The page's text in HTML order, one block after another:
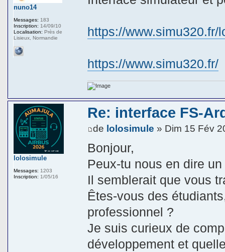
https://www.simu320.fr/
https://www.simu320.fr/
nuno14
Messages: 183
Inscription: 14/09/10
Localisation: Près de
Lisieux, Normandie
Re: interface FS-
de lolosimule » Dim 15 Fév
Bonjour,
Peux‑tu nous en dire
Il semblerait que vous
Êtes‑vous des
professionnel ?
Je suis curieux de
développement et
lolosimule
Messages: 1203
Inscription: 1/05/16